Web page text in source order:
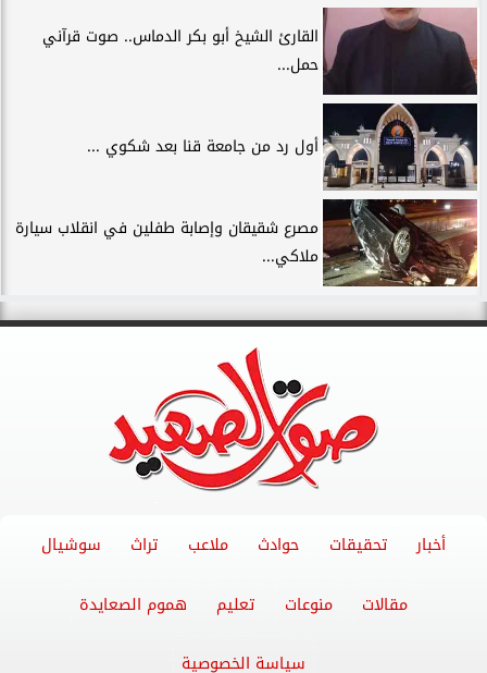
القارئ الشيخ أبو بكر الدماس.. صوت قرآني
حمل...
أول رد من جامعة قنا بعد شكوي ...
مصرع شقيقان وإصابة طفلين في انقلاب سيارة
ملاكي...
أخبار تحقيقات حوادث ملاعب تراث سوشيال
مقالات منوعات تعليم هموم الصعايدة
سياسة الخصوصية